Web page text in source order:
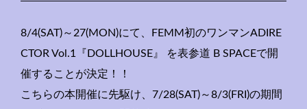
8/4(SAT)～27(MON)にて、FEMM初のワンマンADIRE
CTOR Vol.1『DOLLHOUSE』 を表参道 B SPACEで開
催することが決定！！
こちらの本開催に先駆け、7/28(SAT)～8/3(FRI)の期間